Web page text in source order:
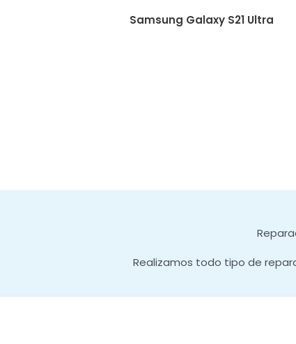
Samsung Galaxy S21 Ultra
Realizamos todo tipo de